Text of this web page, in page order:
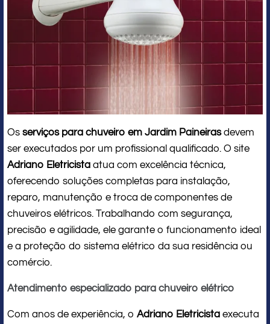
Os serviços para chuveiro em Jardim Paineirasdevem
ser executados por um profissional qualificado. O site
Adriano Eletricista atua com excelência técnica,
oferecendo soluções completas para instalação,
reparo, manutenção e troca de componentes de
chuveiros elétricos. Trabalhando com segurança,
precisão e agilidade, ele garante o funcionamento ideal
e a proteção do sistema elétrico da sua residência ou
comércio.
Atendimento especializado para chuveiro elétrico
Com anos de experiência, o Adriano Eletricista executa